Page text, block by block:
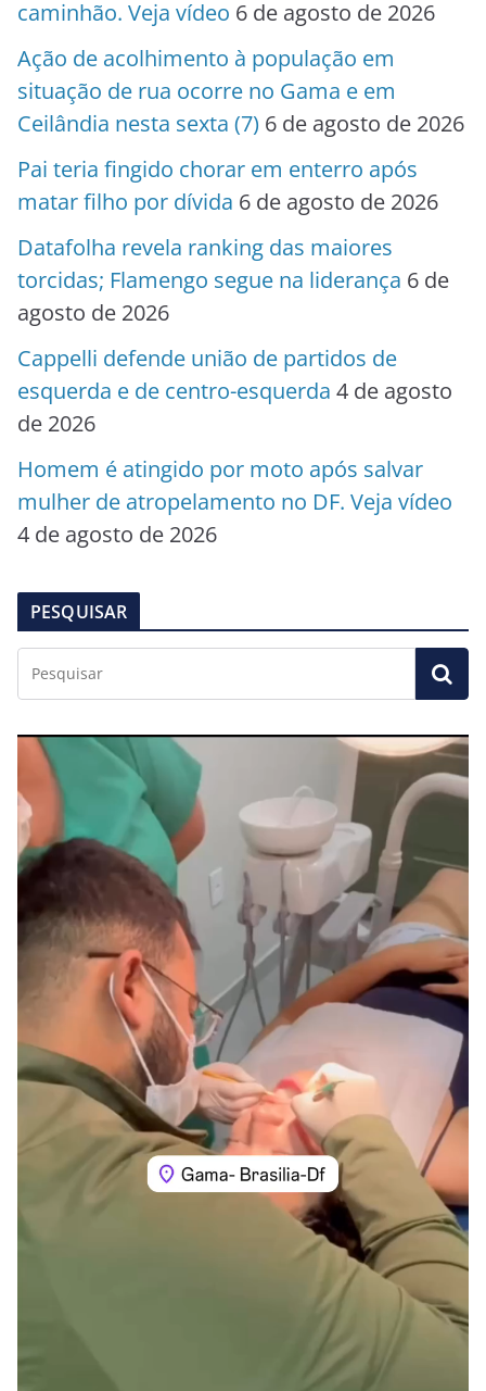
caminhão. Veja vídeo 6 de agosto de 2026
Ação de acolhimento à população em
situação de rua ocorre no Gama e em
Ceilândia nesta sexta (7) 6 de agosto de 2026
Pai teria fingido chorar em enterro após
matar filho por dívida 6 de agosto de 2026
Datafolha revela ranking das maiores
torcidas; Flamengo segue na liderança 6 de
agosto de 2026
Cappelli defende união de partidos de
esquerda e de centro-esquerda 4 de agosto
de 2026
Homem é atingido por moto após salvar
mulher de atropelamento no DF. Veja vídeo
4 de agosto de 2026
PESQUISAR